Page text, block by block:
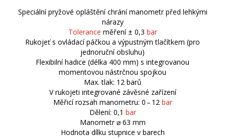
Speciální pryžové opláštění chrání manometr před lehkými
nárazy
Tolerance měření ± 0,3 bar
Rukojeť s ovládací páčkou a výpustným tlačítkem (pro
jednoruční obsluhu)
Flexibilní hadice (délka 400 mm) s integrovanou
momentovou nástrčnou spojkou
Max. tlak: 12 barů
V rukojeti integrované závěsné zařízení
Měřicí rozsah manometru: 0 – 12 bar
Dělení: 0,1 bar
Manometr ⌀ 63 mm
Hodnota dílku stupnice v barech